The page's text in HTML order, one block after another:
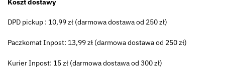
Koszt dostawy
DPD pickup : 10,99 zł (darmowa dostawa od 250 zł)
Paczkomat Inpost: 13,99 zł (darmowa dostawa od 250 zł)
Kurier Inpost: 15 zł (darmowa dostawa od 300 zł)